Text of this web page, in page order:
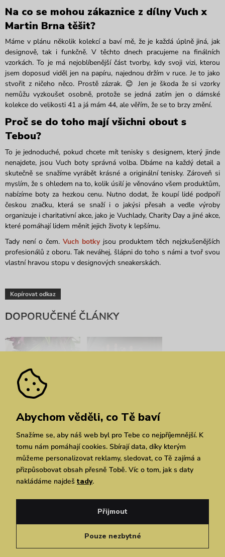
Na co se mohou zákaznice z dílny Vuch x
Martin Brna těšit?
Máme v plánu několik kolekcí a baví mě, že je každá úplně jiná, jak
designově, tak i funkčně. V těchto dnech pracujeme na finálních
vzorkách. To je má nejoblíbenější část tvorby, kdy svoji vizi, kterou
jsem doposud viděl jen na papíru, najednou držím v ruce. Je to jako
stvořit z ničeho něco. Prostě zázrak. 😊 Jen je škoda že si vzorky
nemůžu vyzkoušet osobně, protože se jedná zatím jen o dámské
kolekce do velikosti 41 a já mám 44, ale věřím, že se to brzy změní.
Proč se do toho mají všichni obout s
Tebou?
To je jednoduché, pokud chcete mít tenisky s designem, který jinde
nenajdete, jsou Vuch boty správná volba. Dbáme na každý detail a
skutečně se snažíme vyrábět krásné a originální tenisky. Zároveň si
myslím, že s ohledem na to, kolik úsilí je věnováno všem produktům,
nabízíme boty za hezkou cenu. Nutno dodat, že koupí lidé podpoří
českou značku, která se snaží i o jakýsi přesah a vedle výroby
organizuje i charitativní akce, jako je Vuchlady, Charity Day a jiné akce,
které pomáhají lidem měnit jejich životy k lepšímu.
Tady není o čem. Vuch botkyjsou produktem těch nejzkušenějších
profesionálů z oboru. Tak neváhej, šlápni do toho s námi a tvoř svou
vlastní hravou stopu v designových sneakerskách.
Kopírovat odkaz
DOPORUČENÉ ČLÁNKY
Spojení designu s
Příběh, který se stal
Nová slovenská VUCH
ambasadorka
Abychom věděli, co Tě baví
Snažíme se, aby náš web byl pro Tebe co nejpříjemnější. K
tomu nám pomáhají cookies. Sbírají data, díky kterým
můžeme personalizovat reklamy, sledovat, co Tě zajímá a
přizpůsobovat obsah přesně Tobě. Víc o tom, jak s daty
nakládáme najdeš tady.
Pouze nezbytné
Přijmout